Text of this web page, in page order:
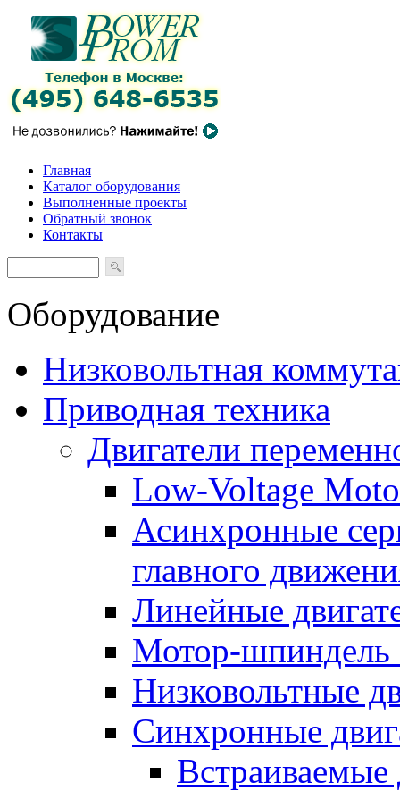
Главная
Каталог оборудования
Выполненные проекты
Обратный звонок
Контакты
Оборудование
Низковольтная
Приводная техника
Двигатели
Low-Voltage
Асинхронные
главного
Линейные
Мотор-шпиндель
Низковольтные
Синхронные
Встраиваемые